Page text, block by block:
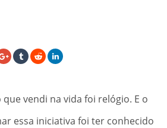
essa iniciativa foi ter conhecido